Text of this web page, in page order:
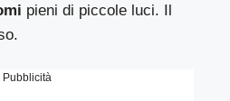
pieni di piccole luci. Il
Pubblicità